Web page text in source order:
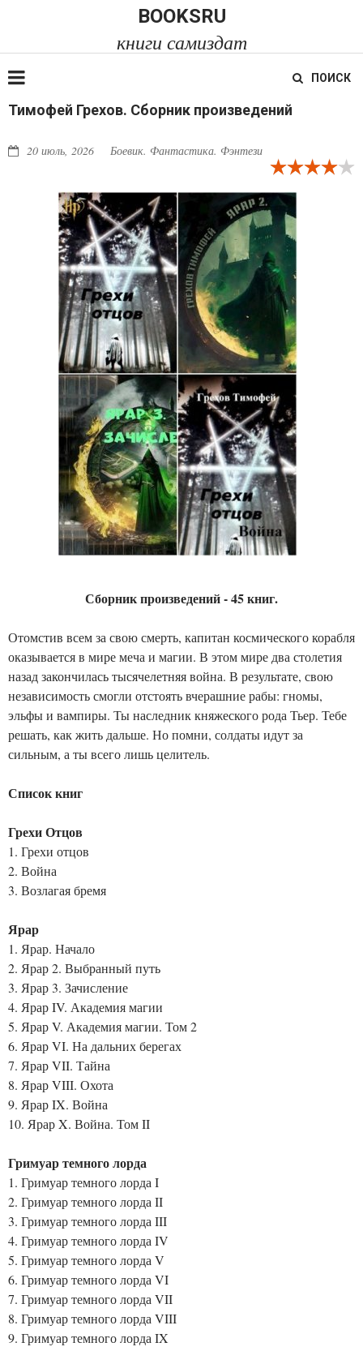
BOOKSRU
книги самиздат
ПОИСК
Тимофей Грехов. Сборник произведений
20 июль, 2026 Боевик. Фантастика. Фэнтези
Сборник произведений - 45 книг.
Отомстив всем за свою смерть, капитан космического корабля
оказывается в мире меча и магии. В этом мире два столетия
назад закончилась тысячелетняя война. В результате, свою
независимость смогли отстоять вчерашние рабы: гномы,
эльфы и вампиры. Ты наследник княжеского рода Тьер. Тебе
решать, как жить дальше. Но помни, солдаты идут за
сильным, а ты всего лишь целитель.
Список книг
Грехи Отцов
1. Грехи отцов
2. Война
3. Возлагая бремя
Ярар
1. Ярар. Начало
2. Ярар 2. Выбранный путь
3. Ярар 3. Зачисление
4. Ярар IV. Академия магии
5. Ярар V. Академия магии. Том 2
6. Ярар VI. На дальних берегах
7. Ярар VII. Тайна
8. Ярар VIII. Охота
9. Ярар IX. Война
10. Ярар X. Война. Том II
Гримуар темного лорда
1. Гримуар темного лорда I
2. Гримуар темного лорда II
3. Гримуар темного лорда III
4. Гримуар темного лорда IV
5. Гримуар темного лорда V
6. Гримуар темного лорда VI
7. Гримуар темного лорда VII
8. Гримуар темного лорда VIII
9. Гримуар темного лорда IX